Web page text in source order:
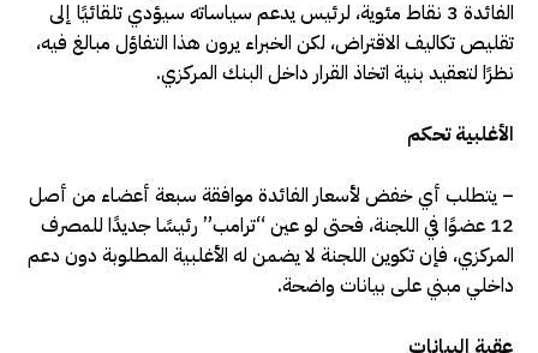
الفائدة 3 نقاط مئوية، لرئيس يدعم سياساته سيؤدي تلقائيًا إلى
تقليص تكاليف الاقتراض، لكن الخبراء يرون هذا التفاؤل مبالغ فيه،
نظرًا لتعقيد بنية اتخاذ القرار داخل البنك المركزي.
الأغلبية تحكم
– يتطلب أي خفض لأسعار الفائدة موافقة سبعة أعضاء من أصل
12 عضوًا في اللجنة، فحتى لو عين “ترامب” رئيسًا جديدًا للمصرف
المركزي، فإن تكوين اللجنة لا يضمن له الأغلبية المطلوبة دون دعم
داخلي مبني على بيانات واضحة.